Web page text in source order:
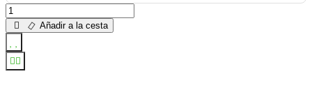
Añadir a la cesta